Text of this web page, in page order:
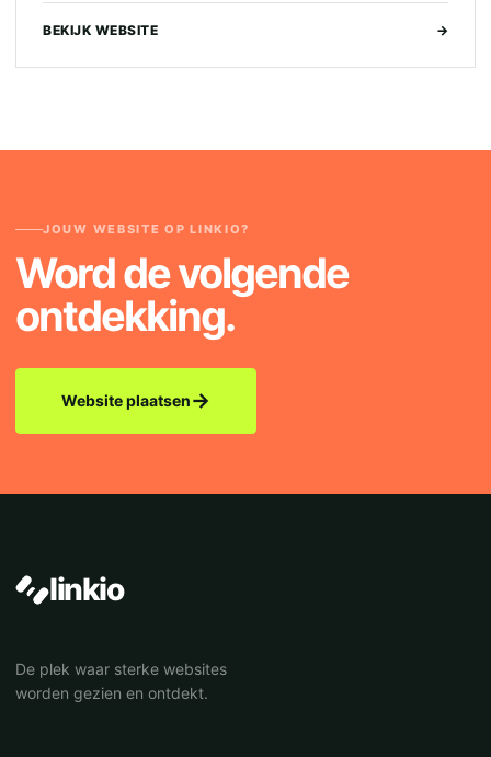
BEKIJK WEBSITE →
JOUW WEBSITE OP LINKIO?
Word de volgende
ontdekking.
Website plaatsen→
linkio
De plek waar sterke websites
worden gezien en ontdekt.